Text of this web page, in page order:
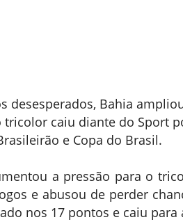
desesperados, Bahia
tricolor caiu diante do Sport
e Copa do Brasil.
a pressão para o
e abusou de perder
nos 17 pontos e caiu para